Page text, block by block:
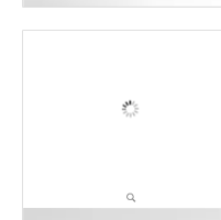
頁設計, 客製活動程式設計